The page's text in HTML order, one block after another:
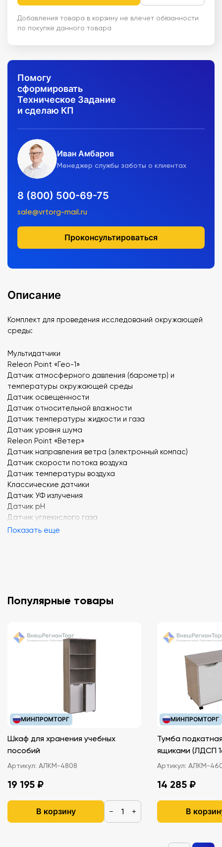
Добавления товара в корзину не влечет обязанности
по покупке данного товара
Помогу
сформировать
Техническое Задание
и сделаю КП
Иван Амбаров
Менеджер службы заботы о клиентах
8 (800) 500-69-75
sale@vrtorg-mail.ru
Проконсультироваться
Описание
Комплект для проведения исследований окружающей
среды:
Мультидатчики
Releon Point «Гео-1»
Датчик атмосферного давления (барометр) и
температуры окружающей среды
Датчик освещенности
Датчик относительной влажности
Датчик температуры жидкости и газа
Датчик уровня шума
Releon Point «Ветер»
Датчик направления ветра (электронный компас)
Датчик скорости потока воздуха
Датчик температуры воздуха
Классические датчики
Датчик УФ излучения
Датчик рН
Датчик углекислого газа
Датчик влажности почвы
Упаковка и аксессуары
Краткое руководство
Флешпак с паспортами
Показать еще
Популярные товары
МИНПРОМТОРГ
Шкаф для хранения учебных
пособий
Артикул: АЛКМ-4808
19 195 ₽
В корзину − +
МИНПРОМТОРГ
Тумба
ящиками
Артикул: АЛКМ-
14 285 ₽
В